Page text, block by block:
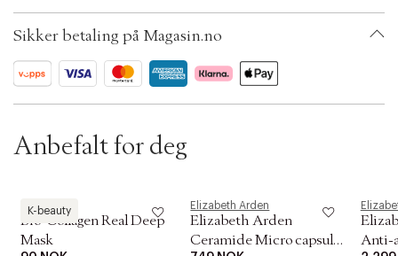
ID: ABDE07-0008
Sikker betaling på Magasin.no
Anbefalt for deg
K-beauty
Biodance
Bio-Collagen Real Deep
Mask
Elizabeth Arden
Elizabeth Arden
Ceramide Micro capsule
Anti-